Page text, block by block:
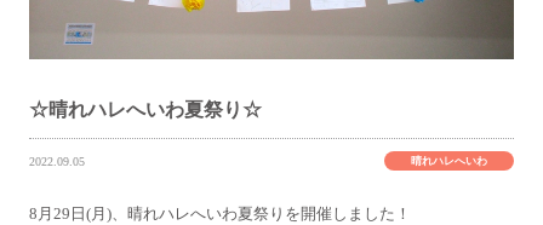
☆晴れハレへいわ夏祭り☆
2022.09.05 晴れハレへいわ
8月29日(月)、晴れハレへいわ夏祭りを開催しました！